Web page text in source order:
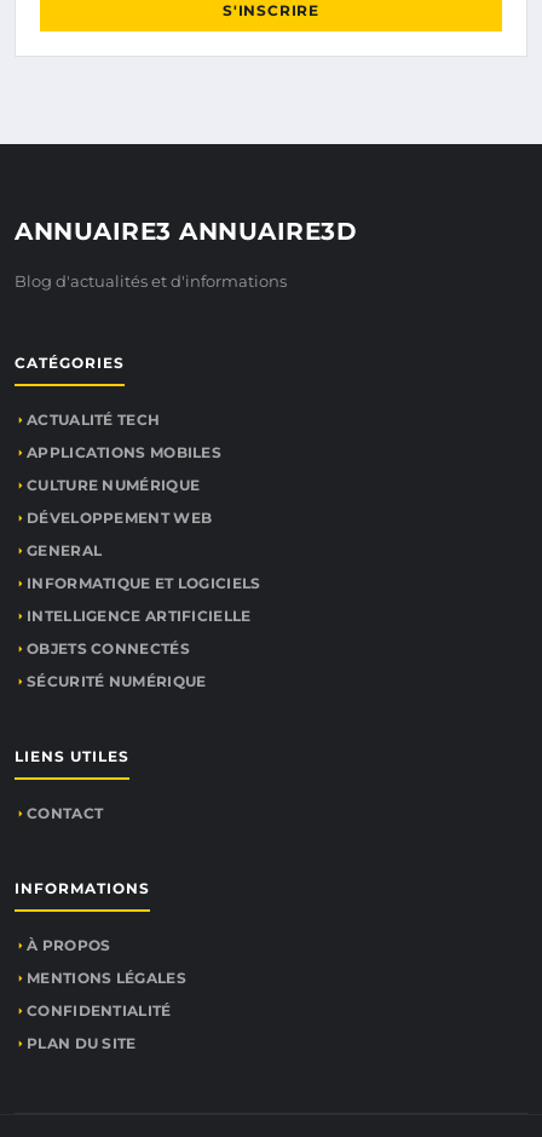
S'INSCRIRE
ANNUAIRE3 ANNUAIRE3D
Blog d'actualités et d'informations
CATÉGORIES
ACTUALITÉ TECH
APPLICATIONS MOBILES
CULTURE NUMÉRIQUE
DÉVELOPPEMENT WEB
GENERAL
INFORMATIQUE ET LOGICIELS
INTELLIGENCE ARTIFICIELLE
OBJETS CONNECTÉS
SÉCURITÉ NUMÉRIQUE
LIENS UTILES
CONTACT
INFORMATIONS
À PROPOS
MENTIONS LÉGALES
CONFIDENTIALITÉ
PLAN DU SITE